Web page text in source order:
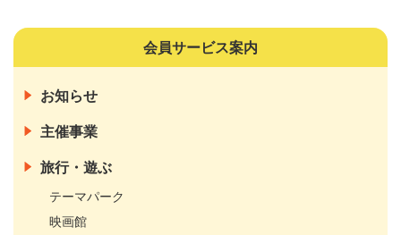
会員サービス案内
お知らせ
主催事業
旅行・遊ぶ
テーマパーク
映画館